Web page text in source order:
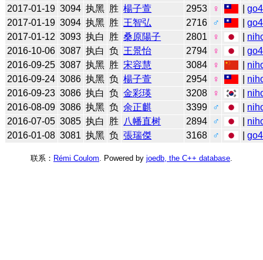
2017-01-19 3094 执黑 胜 楊子萱 2953 ♀ |
2017-01-19 3094 执黑 胜 王智弘 2716 ♂ |
2017-01-12 3093 执白 胜 桑原陽子 2801 ♀
2016-10-06 3087 执白 负 王景怡 2794 ♀ |
2016-09-25 3087 执黑 胜 宋容慧 3084 ♀
2016-09-24 3086 执黑 负 楊子萱 2954 ♀
2016-09-23 3086 执白 负 金彩瑛 3208 ♀
2016-08-09 3086 执黑 负 余正麒 3399 ♂
2016-07-05 3085 执白 胜 八幡直树 2894 ♂
2016-01-08 3081 执黑 负 張瑞傑 3168 ♂ |
联系： Rémi Coulom . Powered by joedb, the C++ database